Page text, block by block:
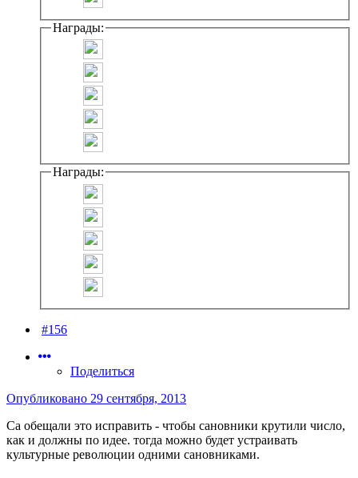
Награды:
Награды:
#156
Поделиться
Опубликовано 29 сентября, 2013
Са обещали это исправить - чтобы сановники крутили число,
как и должны по идее. тогда можно будет устраивать
культурные революции одними сановниками.